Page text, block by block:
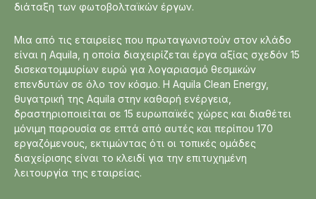
διάταξη των φωτοβολταϊκών έργων.
Μια από τις εταιρείες που πρωταγωνιστούν στον κλάδο
είναι η Aquila, η οποία διαχειρίζεται έργα αξίας σχεδόν 15
δισεκατομμυρίων ευρώ για λογαριασμό θεσμικών
επενδυτών σε όλο τον κόσμο. Η Aquila Clean Energy,
θυγατρική της Aquila στην καθαρή ενέργεια,
δραστηριοποιείται σε 15 ευρωπαϊκές χώρες και διαθέτει
μόνιμη παρουσία σε επτά από αυτές και περίπου 170
εργαζόμενους, εκτιμώντας ότι οι τοπικές ομάδες
διαχείρισης είναι το κλειδί για την επιτυχημένη
λειτουργία της εταιρείας.